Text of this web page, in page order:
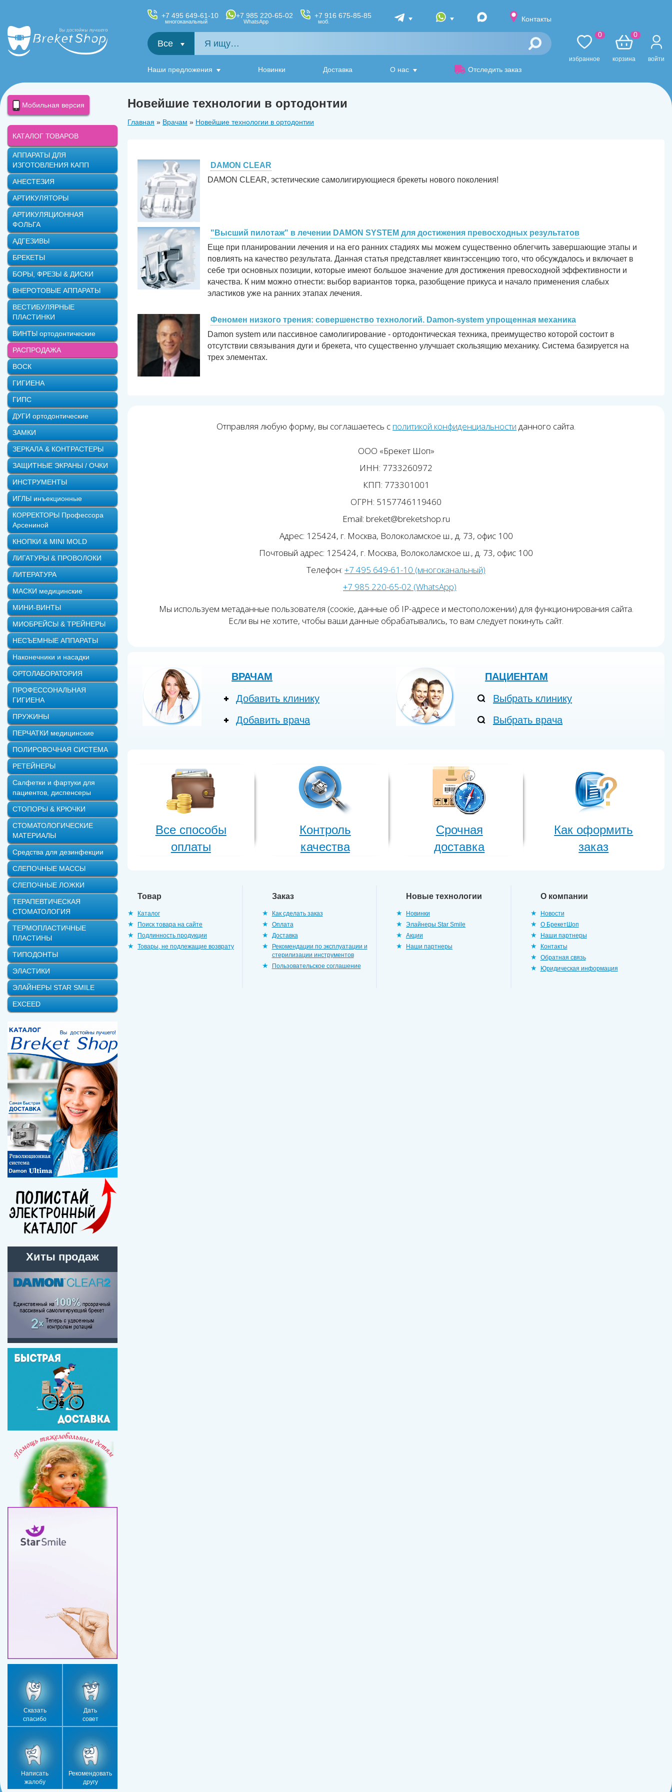
+7 495 649-61-10
многоканальный
+7 985 220-65-02
WhatsApp
+7 916 675-85-85
моб. Контакты
Все
Наши предложения Новинки Доставка О нас Отследить заказ
избранное
0
корзина
0
войти
Новейшие технологии в ортодонтии
Главная » Врачам » Новейшие технологии в ортодонтии
DAMON CLEAR
DAMON CLEAR, эстетические самолигирующиеся брекеты нового поколения!
"Высший пилотаж" в лечении DAMON SYSTEM для достижения превосходных результатов
Еще при планировании лечения и на его ранних стадиях мы можем существенно облегчить завершающие этапы и
повлиять на качество результата. Данная статья представляет квинтэссенцию того, что обсуждалось и включает в
себе три основных позиции, которые имеют большое значение для достижения превосходной эффективности и
качества. К ним можно отнести: выбор вариантов торка, разобщение прикуса и начало применения слабых
эластиков уже на ранних этапах лечения.
Феномен низкого трения: совершенство технологий. Damon-system упрощенная механика
Damon system или пассивное самолигирование - ортодонтическая техника, преимущество которой состоит в
отсутствии связывания дуги и брекета, что существенно улучшает скользящию механику. Система базируется на
трех элементах.
Отправляя любую форму, вы соглашаетесь с политикой конфиденциальности данного сайта.
ООО «Брекет Шоп»
ИНН: 7733260972
КПП: 773301001
ОГРН: 5157746119460
Email: breket@breketshop.ru
Адрес: 125424, г. Москва, Волоколамское ш., д. 73, офис 100
Почтовый адрес: 125424, г. Москва, Волоколамское ш., д. 73, офис 100
Телефон: +7 495 649-61-10 (многоканальный)
+7 985 220-65-02 (WhatsApp)
Мы используем метаданные пользователя (соокіе, данные об IP-адресе и местоположении) для функционирования сайта.
Если вы не хотите, чтобы ваши данные обрабатывались, то вам следует покинуть сайт.
ВРАЧАМ
Добавить клинику
Добавить врача
ПАЦИЕНТАМ
Выбрать клинику
Выбрать врача
Все способы
оплаты
Контроль
качества
Срочная
доставка
Как оформить
заказ
Товар
Каталог
Поиск товара на сайте
Подлинность продукции
Товары, не подлежащие возврату
Заказ
Как сделать заказ
Оплата
Доставка
Рекомендации по эксплуатации и
стерилизации инструментов
Пользовательское соглашение
Новые технологии
Новинки
Элайнеры Star Smile
Акции
Наши партнеры
О компании
Новости
О БрекетШоп
Наши партнеры
Контакты
Обратная связь
Юридическая информация
Мобильная версия
КАТАЛОГ ТОВАРОВ
АППАРАТЫ ДЛЯ
ИЗГОТОВЛЕНИЯ КАПП
АНЕСТЕЗИЯ
АРТИКУЛЯТОРЫ
АРТИКУЛЯЦИОННАЯ
ФОЛЬГА
АДГЕЗИВЫ
БРЕКЕТЫ
БОРЫ, ФРЕЗЫ & ДИСКИ
ВНЕРОТОВЫЕ АППАРАТЫ
ВЕСТИБУЛЯРНЫЕ
ПЛАСТИНКИ
ВИНТЫ ортодонтические
РАСПРОДАЖА
ВОСК
ГИГИЕНА
ГИПС
ДУГИ ортодонтические
ЗАМКИ
ЗЕРКАЛА & КОНТРАСТЕРЫ
ЗАЩИТНЫЕ ЭКРАНЫ / ОЧКИ
ИНСТРУМЕНТЫ
ИГЛЫ инъекционные
КОРРЕКТОРЫ Профессора
Арсениной
КНОПКИ & MINI MOLD
ЛИГАТУРЫ & ПРОВОЛОКИ
ЛИТЕРАТУРА
МАСКИ медицинские
МИНИ-ВИНТЫ
МИОБРЕЙСЫ & ТРЕЙНЕРЫ
НЕСЪЕМНЫЕ АППАРАТЫ
Наконечники и насадки
ОРТОЛАБОРАТОРИЯ
ПРОФЕССОНАЛЬНАЯ
ГИГИЕНА
ПРУЖИНЫ
ПЕРЧАТКИ медицинские
ПОЛИРОВОЧНАЯ СИСТЕМА
РЕТЕЙНЕРЫ
Салфетки и фартуки для
пациентов, диспенсеры
СТОПОРЫ & КРЮЧКИ
СТОМАТОЛОГИЧЕСКИЕ
МАТЕРИАЛЫ
Средства для дезинфекции
СЛЕПОЧНЫЕ МАССЫ
СЛЕПОЧНЫЕ ЛОЖКИ
ТЕРАПЕВТИЧЕСКАЯ
СТОМАТОЛОГИЯ
ТЕРМОПЛАСТИЧНЫЕ
ПЛАСТИНЫ
ТИПОДОНТЫ
ЭЛАСТИКИ
ЭЛАЙНЕРЫ STAR SMILE
EXCEED
Хиты продаж
Сказать
спасибо
Дать
совет
Написать
жалобу
Рекомендовать
другу